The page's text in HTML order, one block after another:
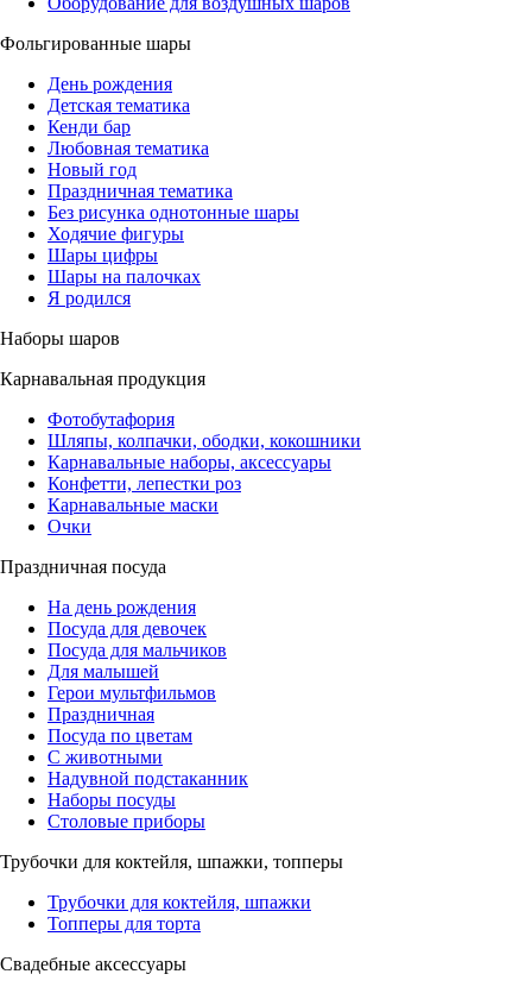
Фольгированные шары
День рождения
Детская тематика
Кенди бар
Любовная тематика
Новый год
Праздничная тематика
Без рисунка однотонные шары
Ходячие фигуры
Шары цифры
Шары на палочках
Я родился
Наборы шаров
Карнавальная продукция
Фотобутафория
Шляпы, колпачки, ободки, кокошники
Карнавальные наборы, аксессуары
Конфетти, лепестки роз
Карнавальные маски
Очки
Праздничная посуда
На день рождения
Посуда для девочек
Посуда для мальчиков
Для малышей
Герои мультфильмов
Праздничная
Посуда по цветам
С животными
Надувной подстаканник
Наборы посуды
Столовые приборы
Трубочки для коктейля, шпажки, топперы
Трубочки для коктейля, шпажки
Топперы для торта
Свадебные аксессуары